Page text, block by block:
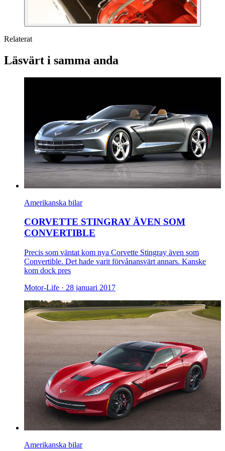
Relaterat
Läsvärt i samma anda
Amerikanska bilar
CORVETTE STINGRAY ÄVEN SOM
CONVERTIBLE
Precis som väntat kom nya Corvette Stingray även som
Convertible. Det hade varit förvånansvärt annars. Kanske
kom dock pres
Motor-Life · 28 januari 2017
Amerikanska bilar